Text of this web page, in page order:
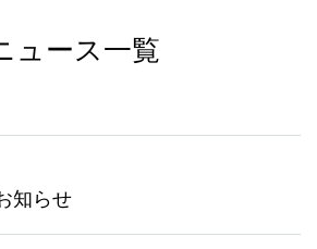
ュース一覧
知らせ